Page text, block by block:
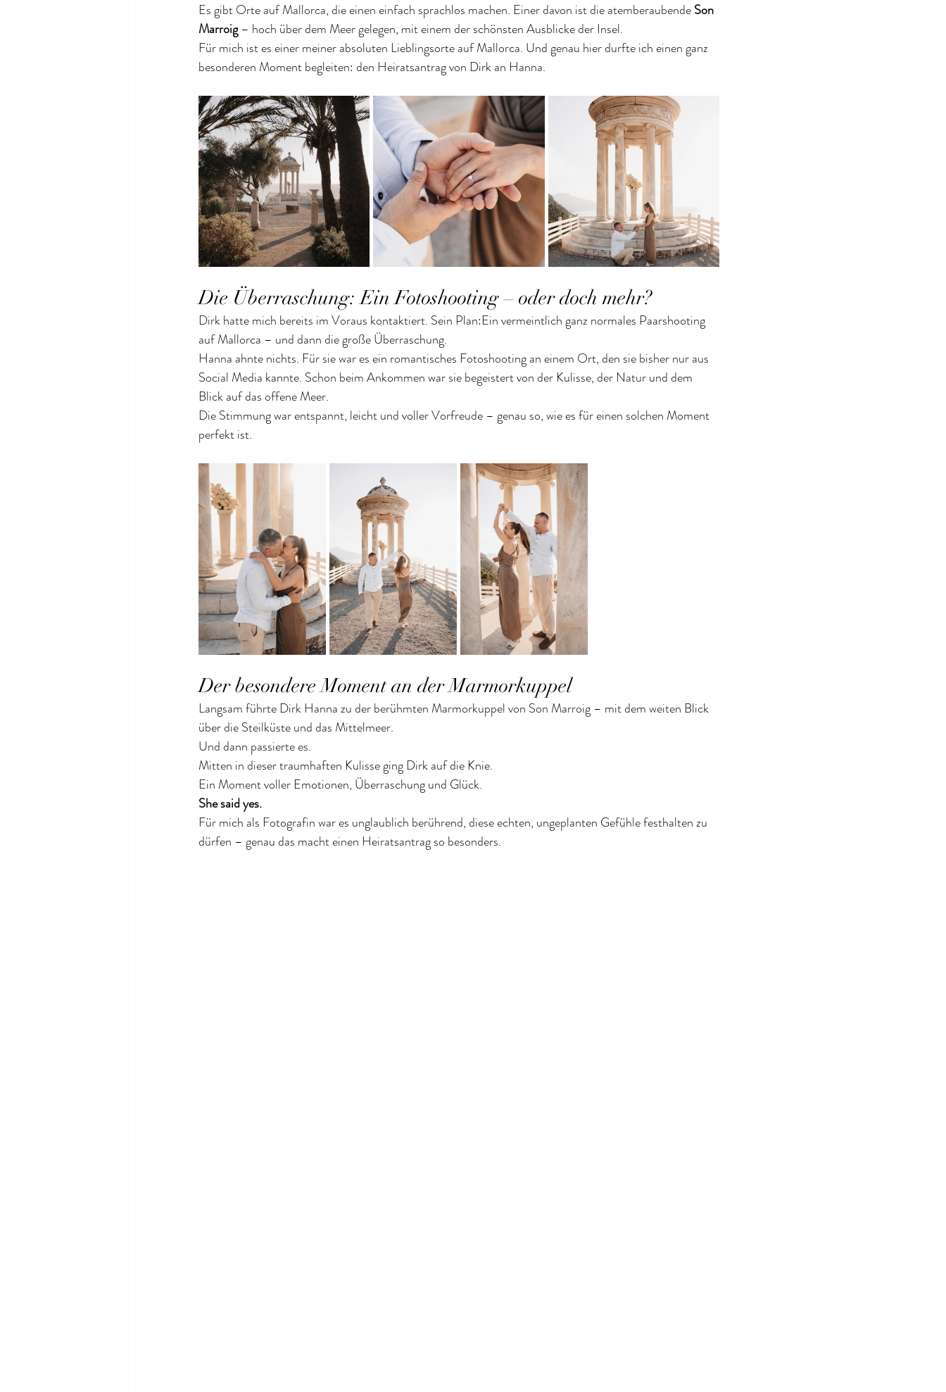
Es gibt Orte auf Mallorca, die einen einfach sprachlos machen. Einer davon ist die atemberaubende Son
Marroig – hoch über dem Meer gelegen, mit einem der schönsten Ausblicke der Insel.
Für mich ist es einer meiner absoluten Lieblingsorte auf Mallorca. Und genau hier durfte ich einen ganz
besonderen Moment begleiten: den Heiratsantrag von Dirk an Hanna.
Die Überraschung: Ein Fotoshooting – oder doch mehr?
Dirk hatte mich bereits im Voraus kontaktiert. Sein Plan:Ein vermeintlich ganz normales Paarshooting
auf Mallorca – und dann die große Überraschung.
Hanna ahnte nichts. Für sie war es ein romantisches Fotoshooting an einem Ort, den sie bisher nur aus
Social Media kannte. Schon beim Ankommen war sie begeistert von der Kulisse, der Natur und dem
Blick auf das offene Meer.
Die Stimmung war entspannt, leicht und voller Vorfreude – genau so, wie es für einen solchen Moment
perfekt ist.
Der besondere Moment an der Marmorkuppel
Langsam führte Dirk Hanna zu der berühmten Marmorkuppel von Son Marroig – mit dem weiten Blick
über die Steilküste und das Mittelmeer.
Und dann passierte es.
Mitten in dieser traumhaften Kulisse ging Dirk auf die Knie.
Ein Moment voller Emotionen, Überraschung und Glück.
She said yes.
Für mich als Fotografin war es unglaublich berührend, diese echten, ungeplanten Gefühle festhalten zu
dürfen – genau das macht einen Heiratsantrag so besonders.